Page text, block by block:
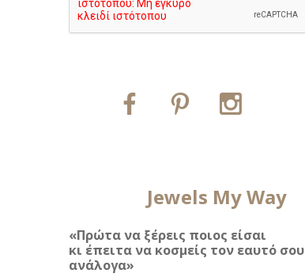
Jewels My Way
«Πρώτα να ξέρεις ποιος είσαι
κι έπειτα να κοσμείς τον εαυτό σου
ανάλογα»